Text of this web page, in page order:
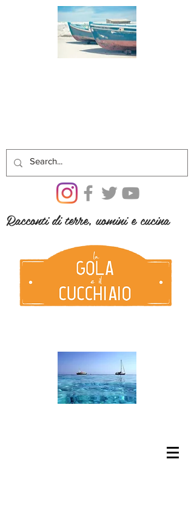
Racconti di terre, uomini e cucina